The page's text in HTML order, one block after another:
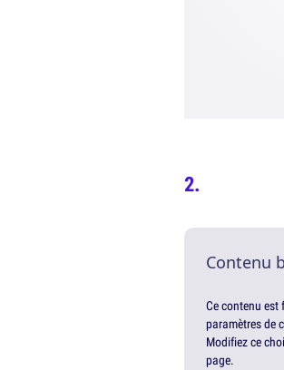
Contenu
Ce contenu est
paramètres de
Modifiez ce
page.